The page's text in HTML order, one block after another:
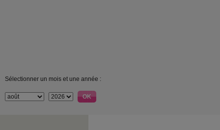
Sélectionner un mois et une année :